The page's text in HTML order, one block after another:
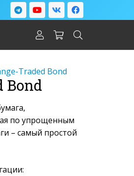
Traded Bond
Bond
по упрощенным
– самый простой